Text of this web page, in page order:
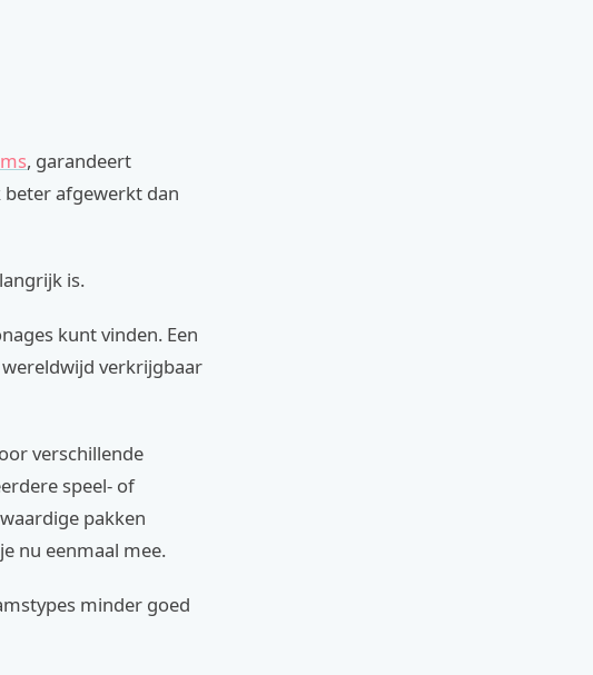
, garandeert
afgewerkt dan
is.
kunt vinden. Een
verkrijgbaar
verschillende
speel- of
pakken
nu eenmaal mee.
minder goed